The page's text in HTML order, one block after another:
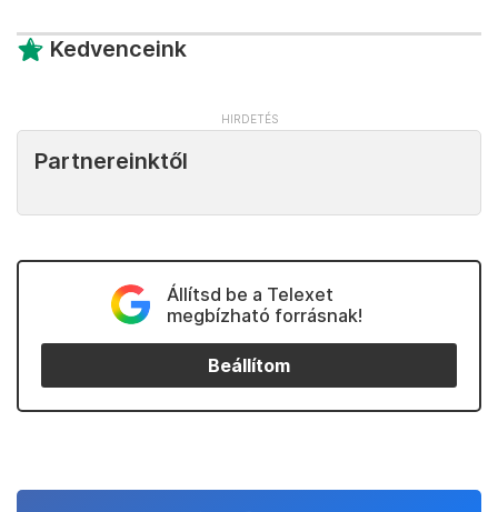
Kedvenceink
Partnereinktől
Állítsd be a Telexet
megbízható forrásnak!
Beállítom